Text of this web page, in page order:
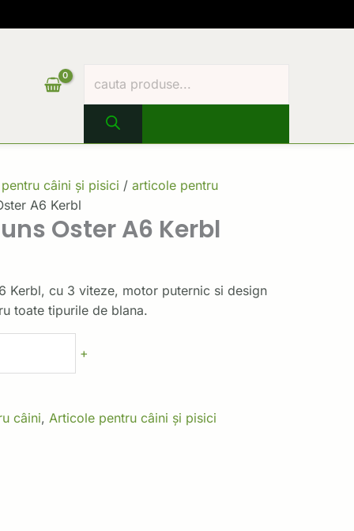
search
câini și pisici / articole pentru
A6 Kerbl
Oster A6 Kerbl
Kerbl, cu 3 viteze, motor puternic si design
toate tipurile de blana.
+
câini, Articole pentru câini și pisici